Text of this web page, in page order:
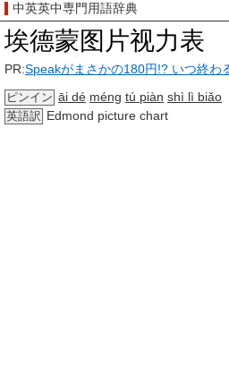
中英英中専門用語辞典
埃德蒙图片视力表
PR:Speakがまさかの180円!? いつ終わ
ピンイン āi dé méng tú piàn shì lì biǎo
英語訳 Edmond picture chart